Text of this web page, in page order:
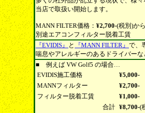
当店で取扱い開始します。
MANN FILTER価格： ¥2,700-(税別)から
別途エアコンフィルター脱着工賃
『EVIDIS』
と 『MANN FILTER』 で、
喘息やアレルギーのあるドライバー
■ 例えば VW Golf5 の場合…
EVIDIS施工価格
¥5,000-
MANNフィルター
¥2,700-
フィルター脱着工賃
¥1,000-
合計 ¥8,700-(